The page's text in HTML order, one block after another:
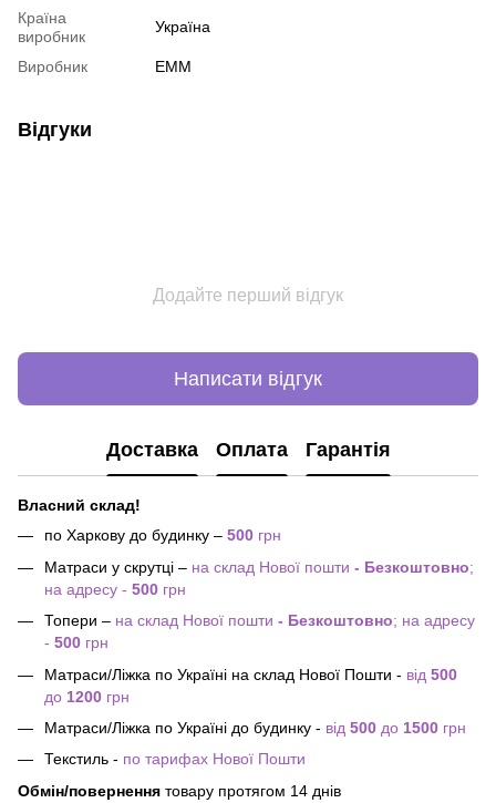
Країна
виробник
Україна
Виробник ЕММ
Відгуки
Додайте перший відгук
Написати відгук
Доставка Оплата Гарантія
Власний склад!
по Харкову до будинку – 500 грн
Матраси у скрутці – на склад Нової пошти - Безкоштовно;
на адресу - 500 грн
Топери – на склад Нової пошти - Безкоштовно; на адресу
- 500 грн
Матраси/Ліжка по Україні на склад Нової Пошти - від 500
до 1200 грн
Матраси/Ліжка по Україні до будинку - від 500 до 1500 грн
Текстиль - по тарифах Нової Пошти
Обмін/повернення товару протягом 14 днів